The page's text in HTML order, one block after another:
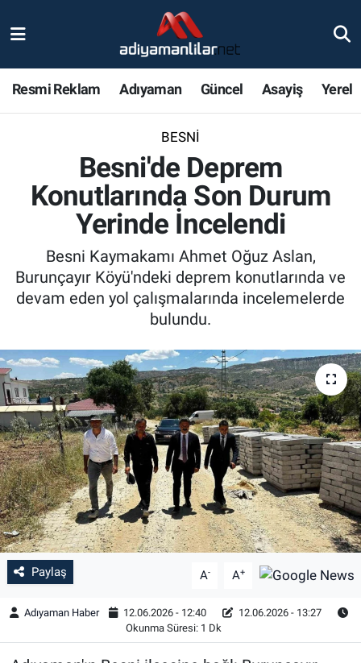
Resmi Reklam Adıyaman Güncel Asayiş Yerel
BESNI
Besni'de Deprem
Konutlarında Son Durum
Yerinde İncelendi
Besni Kaymakamı Ahmet Oğuz Aslan,
Burunçayır Köyü'ndeki deprem konutlarında ve
devam eden yol çalışmalarında incelemelerde
bulundu.
Paylaş A- A+
Adıyaman Haber 12.06.2026 - 12:40
12.06.2026 - 13:27
Okunma Süresi: 1 Dk
Magazin
Bölge Haberleri
Gündem
Asayiş
Sağlık
Özel Haber
Kültür Sanat
Eğitim
Ekonomi
Yaşam
BİLİM VE TEKNOLOJİ
Nöbetçi Eczaneler
Adiyaman Namaz Vakitleri
Trafik Durumu
Süper Lig Puan Durumu ve Fikstür
Tüm Manşetler
Son Dakika Haberleri
Haber Arşivi